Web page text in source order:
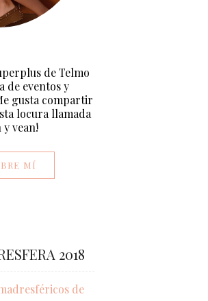
de Telmo
de eventos y
gusta compartir
locura llamada
y vean!
MÍ
2018